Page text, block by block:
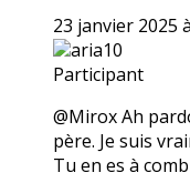
23 janvier 2025
aria10
Participant
@Mirox Ah
père. Je suis
Tu en es à